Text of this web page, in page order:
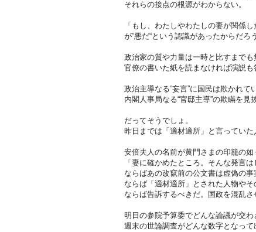
それらの接点の根源がわからない。
「もし、わたしやわたしの妻が関係
が”悪だ“という認識があったからだろう
政治家の質や力量は一時と比すまでも
官僚の書いた紙を読まなければ演説も
政治主導なる“妄言”に国民は欺かれて
内閣人事局なる“官邸主導”の欺瞞を見
だってそうでしょ。
昨日までは「適材適所」と言っていた
安倍夫人の名前が黄門さまの印籠の
「妻に確かめたところ。そんな発言
ならばあの改竄前の公文書は虚偽の事
ならば「適材適所」とされた人物や
ならば告訴するべきだ。国政を混乱さ
明日の参院予算委でどんな論議が交わ
週末の世論調査がどんな数字となって